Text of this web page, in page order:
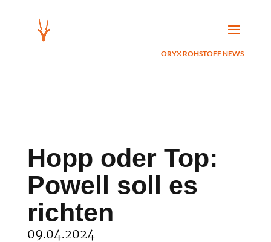
ORYX ROHSTOFF NEWS
Hopp oder Top:
Powell soll es
richten
09.04.2024